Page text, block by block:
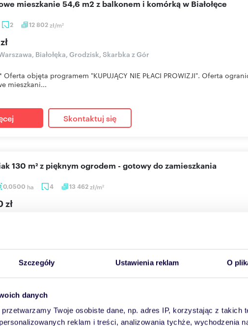
Szczegóły Ustawienia reklam O
danych
przetwarzamy Twoje osobiste dane, np. adres IP, korzystając z takich
reklam i treści, analizowania tychże, wychodzenia
2 12 802zł/m2
mieszkanie 54,6 m2 z balkonem i komórką w Białołęce
Białołęka, Grodzisk, Skarbka z Gór
Oferta objęta programem "KUPUJĄCY NIE PŁACI PROWIZJI". Oferta
mieszkani...
Skontaktuj się
0,0500 ha 4 13 462zł/m2
130 m² z pięknym ogrodem - gotowy do zamieszkania
zł
dom bliźniak z wyjątkowym ogrodem Dom, do którego